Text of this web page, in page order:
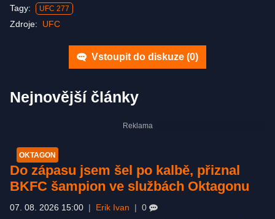
Tagy: UFC 277
Zdroje: UFC
Vstoupit do diskuze (0)
Nejnovější články
OKTAGON
Do zápasu jsem šel po kalbě, přiznal
BKFC šampion ve službách Oktagonu
07. 08. 2026 15:00 Erik Ivan 0